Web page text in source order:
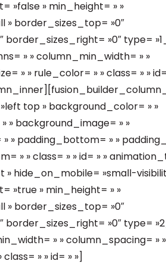
»false » min_height= » »
» border_sizes_top= »0″
»0″ type=
» » column_min_width= » »
» » rule_color= » » class= » » id=
top » background_color= » »
» background_image= » »
padding_bottom= » »
» » class= » » id= » »
hide_on_mobile= »small-
»true » min_height= » »
» border_sizes_top= »0″
»0″ type=
» » column_spacing= » »
» » id= » »]